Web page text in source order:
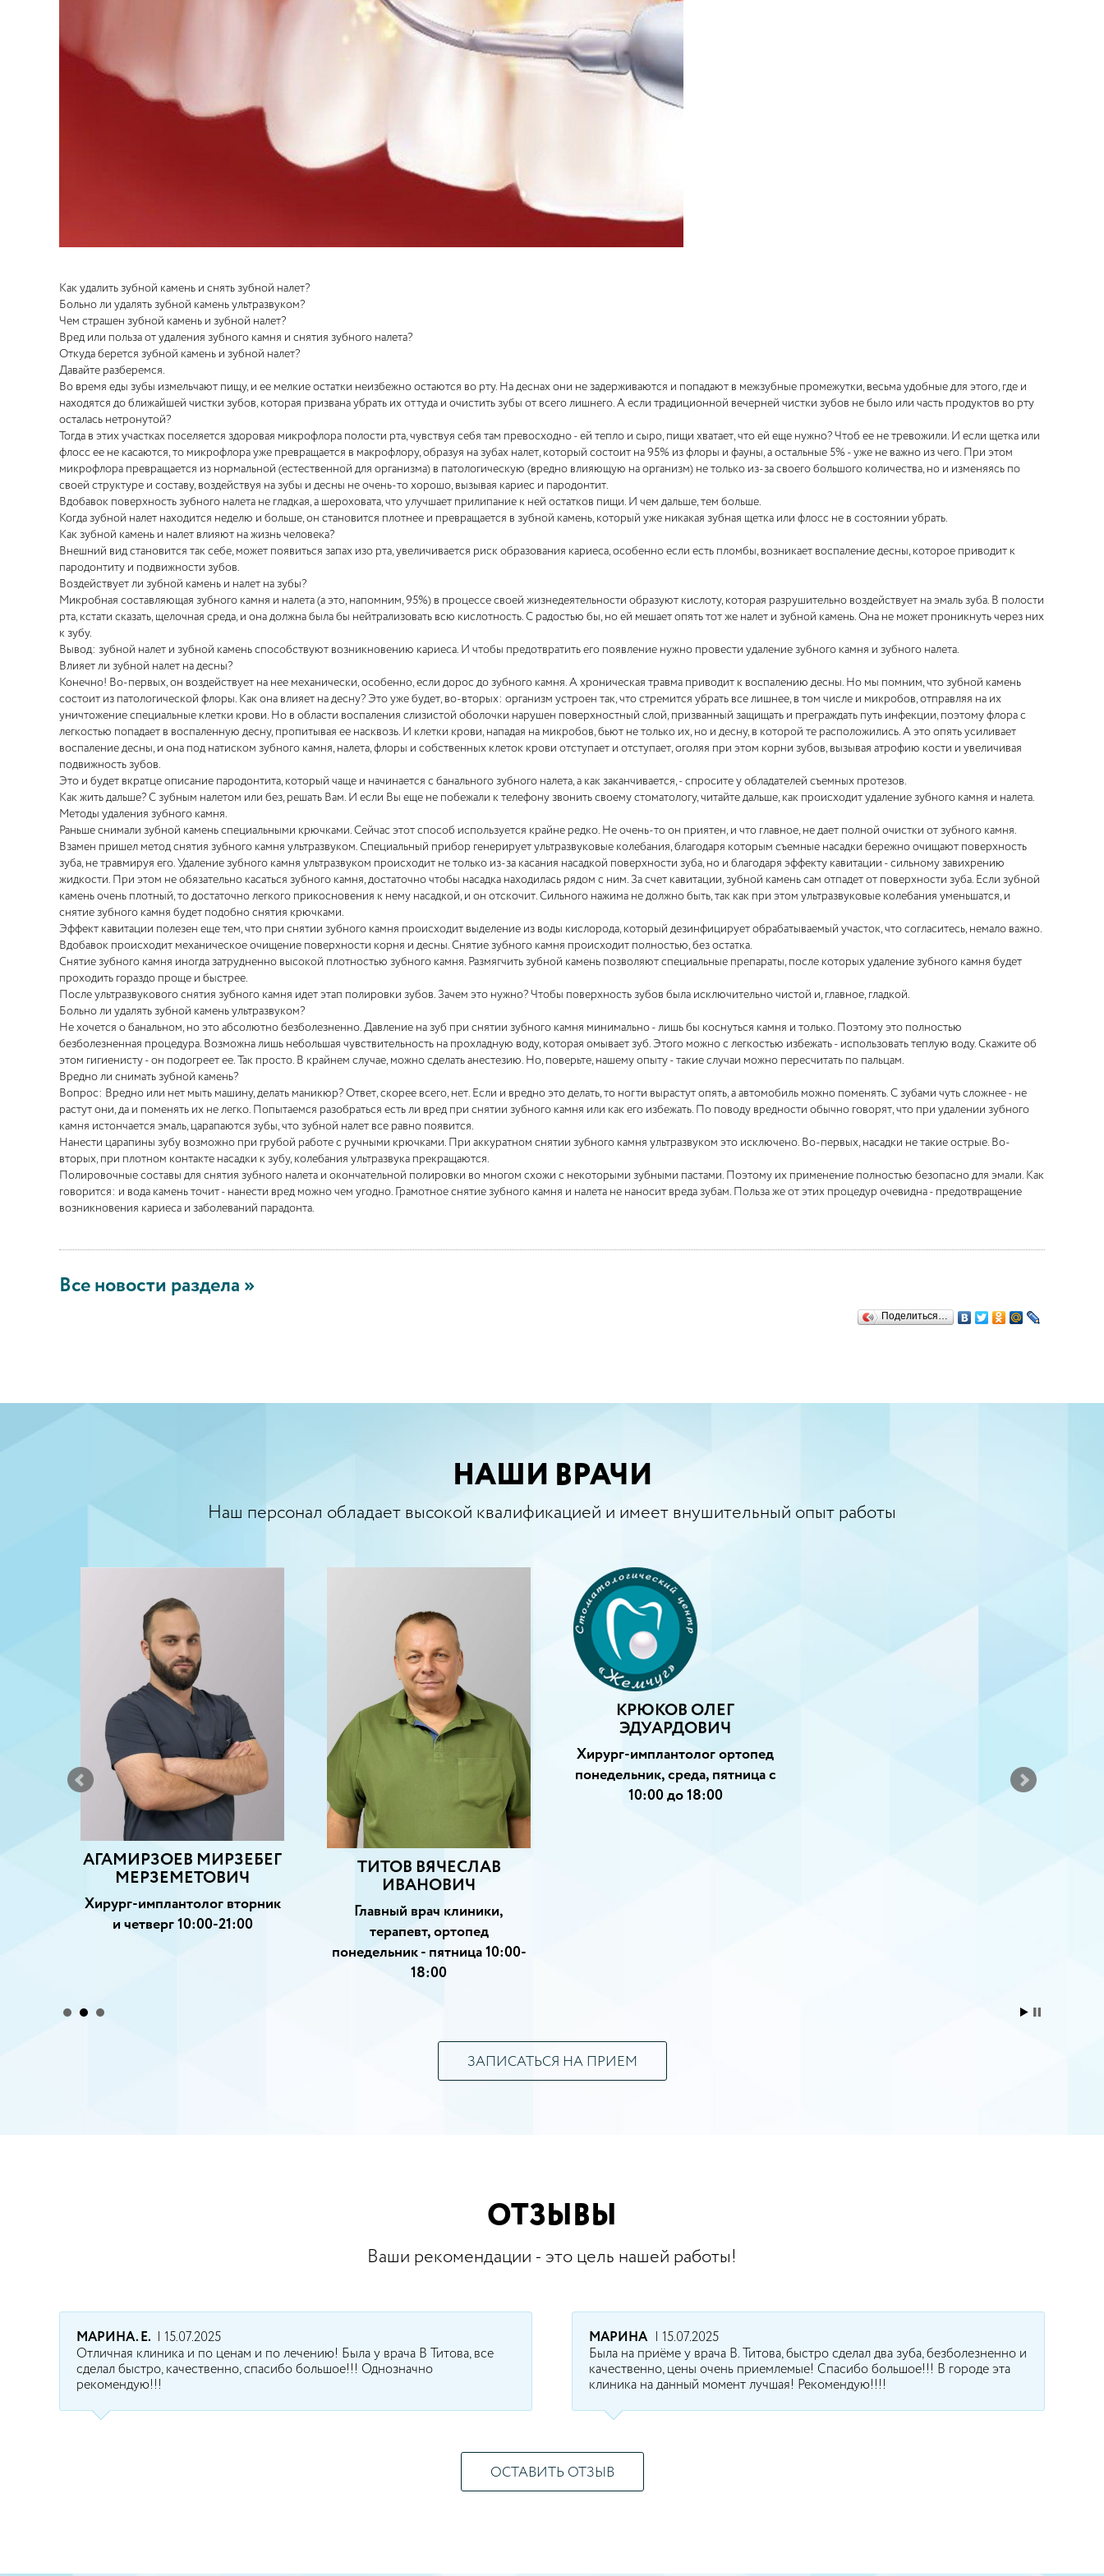
Как удалить зубной камень и снять зубной налет?
Больно ли удалять зубной камень ультразвуком?
Чем страшен зубной камень и зубной налет?
Вред или польза от удаления зубного камня и снятия зубного налета?
Откуда берется зубной камень и зубной налет?
Давайте разберемся.
Во время еды зубы измельчают пищу, и ее мелкие остатки неизбежно остаются во рту. На деснах они не задерживаются и попадают в межзубные промежутки, весьма удобные для этого, где и
находятся до ближайшей чистки зубов, которая призвана убрать их оттуда и очистить зубы от всего лишнего. А если традиционной вечерней чистки зубов не было или часть продуктов во рту
осталась нетронутой?
Тогда в этих участках поселяется здоровая микрофлора полости рта, чувствуя себя там превосходно - ей тепло и сыро, пищи хватает, что ей еще нужно? Чтоб ее не тревожили. И если щетка или
флосс ее не касаются, то микрофлора уже превращается в макрофлору, образуя на зубах налет, который состоит на 95% из флоры и фауны, а остальные 5% - уже не важно из чего. При этом
микрофлора превращается из нормальной (естественной для организма) в патологическую (вредно влияющую на организм) не только из-за своего большого количества, но и изменяясь по
своей структуре и составу, воздействуя на зубы и десны не очень-то хорошо, вызывая кариес и пародонтит.
Вдобавок поверхность зубного налета не гладкая, а шероховата, что улучшает прилипание к ней остатков пищи. И чем дальше, тем больше.
Когда зубной налет находится неделю и больше, он становится плотнее и превращается в зубной камень, который уже никакая зубная щетка или флосс не в состоянии убрать.
Как зубной камень и налет влияют на жизнь человека?
Внешний вид становится так себе, может появиться запах изо рта, увеличивается риск образования кариеса, особенно если есть пломбы, возникает воспаление десны, которое приводит к
пародонтиту и подвижности зубов.
Воздействует ли зубной камень и налет на зубы?
Микробная составляющая зубного камня и налета (а это, напомним, 95%) в процессе своей жизнедеятельности образуют кислоту, которая разрушительно воздействует на эмаль зуба. В полости
рта, кстати сказать, щелочная среда, и она должна была бы нейтрализовать всю кислотность. С радостью бы, но ей мешает опять тот же налет и зубной камень. Она не может проникнуть через них
к зубу.
Вывод: зубной налет и зубной камень способствуют возникновению кариеса. И чтобы предотвратить его появление нужно провести удаление зубного камня и зубного налета.
Влияет ли зубной налет на десны?
Конечно! Во-первых, он воздействует на нее механически, особенно, если дорос до зубного камня. А хроническая травма приводит к воспалению десны. Но мы помним, что зубной камень
состоит из патологической флоры. Как она влияет на десну? Это уже будет, во-вторых: организм устроен так, что стремится убрать все лишнее, в том числе и микробов, отправляя на их
уничтожение специальные клетки крови. Но в области воспаления слизистой оболочки нарушен поверхностный слой, призванный защищать и преграждать путь инфекции, поэтому флора с
легкостью попадает в воспаленную десну, пропитывая ее насквозь. И клетки крови, нападая на микробов, бьют не только их, но и десну, в которой те расположились. А это опять усиливает
воспаление десны, и она под натиском зубного камня, налета, флоры и собственных клеток крови отступает и отступает, оголяя при этом корни зубов, вызывая атрофию кости и увеличивая
подвижность зубов.
Это и будет вкратце описание пародонтита, который чаще и начинается с банального зубного налета, а как заканчивается, - спросите у обладателей съемных протезов.
Как жить дальше? С зубным налетом или без, решать Вам. И если Вы еще не побежали к телефону звонить своему стоматологу, читайте дальше, как происходит удаление зубного камня и налета.
Методы удаления зубного камня.
Раньше снимали зубной камень специальными крючками. Сейчас этот способ используется крайне редко. Не очень-то он приятен, и что главное, не дает полной очистки от зубного камня.
Взамен пришел метод снятия зубного камня ультразвуком. Специальный прибор генерирует ультразвуковые колебания, благодаря которым съемные насадки бережно очищают поверхность
зуба, не травмируя его. Удаление зубного камня ультразвуком происходит не только из-за касания насадкой поверхности зуба, но и благодаря эффекту кавитации - сильному завихрению
жидкости. При этом не обязательно касаться зубного камня, достаточно чтобы насадка находилась рядом с ним. За счет кавитации, зубной камень сам отпадет от поверхности зуба. Если зубной
камень очень плотный, то достаточно легкого прикосновения к нему насадкой, и он отскочит. Сильного нажима не должно быть, так как при этом ультразвуковые колебания уменьшатся, и
снятие зубного камня будет подобно снятия крючками.
Эффект кавитации полезен еще тем, что при снятии зубного камня происходит выделение из воды кислорода, который дезинфицирует обрабатываемый участок, что согласитесь, немало важно.
Вдобавок происходит механическое очищение поверхности корня и десны. Снятие зубного камня происходит полностью, без остатка.
Снятие зубного камня иногда затрудненно высокой плотностью зубного камня. Размягчить зубной камень позволяют специальные препараты, после которых удаление зубного камня будет
проходить гораздо проще и быстрее.
После ультразвукового снятия зубного камня идет этап полировки зубов. Зачем это нужно? Чтобы поверхность зубов была исключительно чистой и, главное, гладкой.
Больно ли удалять зубной камень ультразвуком?
Не хочется о банальном, но это абсолютно безболезненно. Давление на зуб при снятии зубного камня минимально - лишь бы коснуться камня и только. Поэтому это полностью
безболезненная процедура. Возможна лишь небольшая чувствительность на прохладную воду, которая омывает зуб. Этого можно с легкостью избежать - использовать теплую воду. Скажите об
этом гигиенисту - он подогреет ее. Так просто. В крайнем случае, можно сделать анестезию. Но, поверьте, нашему опыту - такие случаи можно пересчитать по пальцам.
Вредно ли снимать зубной камень?
Вопрос: Вредно или нет мыть машину, делать маникюр? Ответ, скорее всего, нет. Если и вредно это делать, то ногти вырастут опять, а автомобиль можно поменять. С зубами чуть сложнее - не
растут они, да и поменять их не легко. Попытаемся разобраться есть ли вред при снятии зубного камня или как его избежать. По поводу вредности обычно говорят, что при удалении зубного
камня истончается эмаль, царапаются зубы, что зубной налет все равно появится.
Нанести царапины зубу возможно при грубой работе с ручными крючками. При аккуратном снятии зубного камня ультразвуком это исключено. Во-первых, насадки не такие острые. Во-
вторых, при плотном контакте насадки к зубу, колебания ультразвука прекращаются.
Полировочные составы для снятия зубного налета и окончательной полировки во многом схожи с некоторыми зубными пастами. Поэтому их применение полностью безопасно для эмали. Как
говорится: и вода камень точит - нанести вред можно чем угодно. Грамотное снятие зубного камня и налета не наносит вреда зубам. Польза же от этих процедур очевидна - предотвращение
возникновения кариеса и заболеваний парадонта.
Все новости раздела »
Поделиться…
НАШИ ВРАЧИ
Наш персонал обладает высокой квалификацией и имеет внушительный опыт работы
АГАМИРЗОЕВ МИРЗЕБЕГ
МЕРЗЕМЕТОВИЧ
Хирург-имплантолог вторник
и четверг 10:00-21:00
ТИТОВ ВЯЧЕСЛАВ
ИВАНОВИЧ
Главный врач клиники,
терапевт, ортопед
понедельник - пятница 10:00-
18:00
КРЮКОВ ОЛЕГ
ЭДУАРДОВИЧ
Хирург-имплантолог ортопед
понедельник, среда, пятница с
10:00 до 18:00
ЗАПИСАТЬСЯ НА ПРИЕМ
ОТЗЫВЫ
Ваши рекомендации - это цель нашей работы!
МАРИНА. Е.
| 15.07.2025
Отличная клиника и по ценам и по лечению! Была у врача В Титова, все
сделал быстро, качественно, спасибо большое!!! Однозначно
рекомендую!!!
МАРИНА
| 15.07.2025
Была на приёме у врача В. Титова, быстро сделал два зуба, безболезненно и
качественно, цены очень приемлемые! Спасибо большое!!! В городе эта
клиника на данный момент лучшая! Рекомендую!!!!
ОСТАВИТЬ ОТЗЫВ